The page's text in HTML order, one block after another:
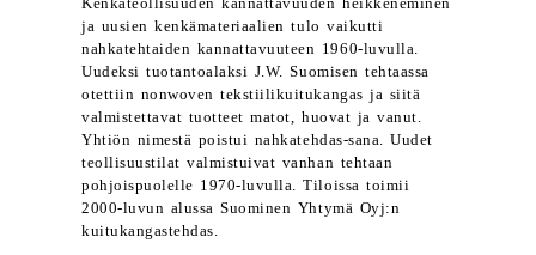
Kenkäteollisuuden kannattavuuden heikkeneminen
ja uusien kenkämateriaalien tulo vaikutti
nahkatehtaiden kannattavuuteen 1960-luvulla.
Uudeksi tuotantoalaksi J.W. Suomisen tehtaassa
otettiin nonwoven tekstiilikuitukangas ja siitä
valmistettavat tuotteet matot, huovat ja vanut.
Yhtiön nimestä poistui nahkatehdas-sana. Uudet
teollisuustilat valmistuivat vanhan tehtaan
pohjoispuolelle 1970-luvulla. Tiloissa toimii
2000-luvun alussa Suominen Yhtymä Oyj:n
kuitukangastehdas.